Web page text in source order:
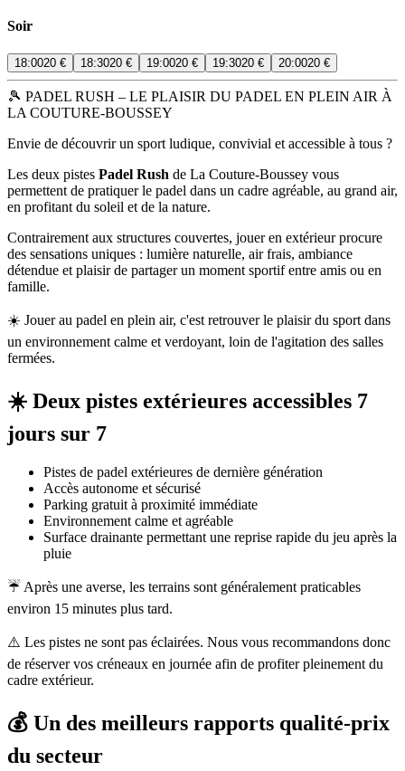
Soir
18:0020 € 18:3020 € 19:0020 € 19:3020 € 20:0020 €
🎾 PADEL RUSH – LE PLAISIR DU PADEL EN PLEIN AIR À
LA COUTURE-BOUSSEY
Envie de découvrir un sport ludique, convivial et accessible à tous ?
Les deux pistes Padel Rush de La Couture-Boussey vous
permettent de pratiquer le padel dans un cadre agréable, au grand air,
en profitant du soleil et de la nature.
Contrairement aux structures couvertes, jouer en extérieur procure
des sensations uniques : lumière naturelle, air frais, ambiance
détendue et plaisir de partager un moment sportif entre amis ou en
famille.
☀️ Jouer au padel en plein air, c'est retrouver le plaisir du sport dans
un environnement calme et verdoyant, loin de l'agitation des salles
fermées.
☀️ Deux pistes extérieures accessibles 7
jours sur 7
Pistes de padel extérieures de dernière génération
Accès autonome et sécurisé
Parking gratuit à proximité immédiate
Environnement calme et agréable
Surface drainante permettant une reprise rapide du jeu après la
pluie
☔ Après une averse, les terrains sont généralement praticables
environ 15 minutes plus tard.
⚠️ Les pistes ne sont pas éclairées. Nous vous recommandons donc
de réserver vos créneaux en journée afin de profiter pleinement du
cadre extérieur.
💰 Un des meilleurs rapports qualité-prix
du secteur